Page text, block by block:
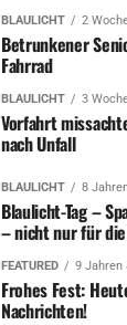
BLAULICHT 2
Betrunkener
Fahrrad
BLAULICHT 3
Vorfahrt
nach Unfall
BLAULICHT 8
Blaulicht-Tag –
– nicht nur für
FEATURED 9 Jahren
Frohes Fest:
Nachrichten!